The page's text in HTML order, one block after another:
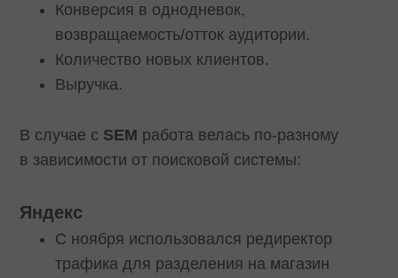
Конверсия в однодневок,
возвращаемость/отток аудитории.
Количество новых клиентов.
Выручка.
В случае с SEM работа велась по-разному
в зависимости от поисковой системы:
Яндекс
С ноября использовался редиректор
трафика для разделения на магазин